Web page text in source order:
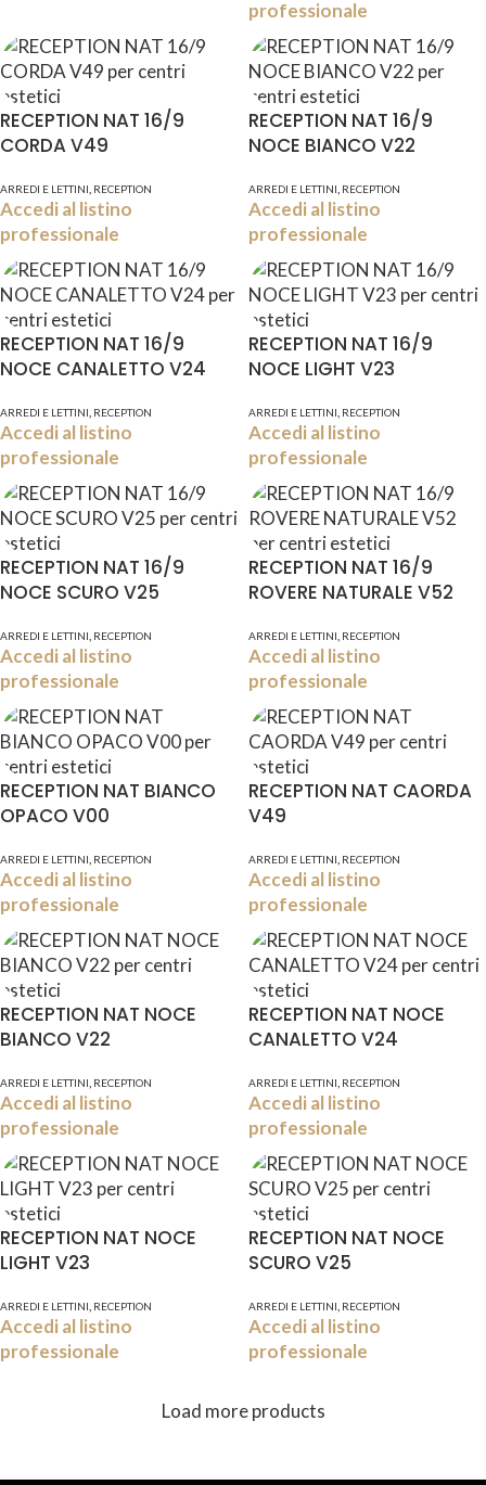
professionale
RECEPTION NAT 16/9
CORDA V49
ARREDI E LETTINI RECEPTION
Accedi al listino
professionale
RECEPTION NAT 16/9
NOCE BIANCO V22
ARREDI E LETTINI RECEPTION
Accedi al listino
professionale
RECEPTION NAT 16/9
NOCE CANALETTO V24
ARREDI E LETTINI RECEPTION
Accedi al listino
professionale
RECEPTION NAT 16/9
NOCE LIGHT V23
ARREDI E LETTINI RECEPTION
Accedi al listino
professionale
RECEPTION NAT 16/9
NOCE SCURO V25
ARREDI E LETTINI RECEPTION
Accedi al listino
professionale
RECEPTION NAT 16/9
ROVERE NATURALE V52
ARREDI E LETTINI RECEPTION
Accedi al listino
professionale
RECEPTION NAT BIANCO
OPACO V00
ARREDI E LETTINI RECEPTION
Accedi al listino
professionale
RECEPTION NAT CAORDA
V49
ARREDI E LETTINI RECEPTION
Accedi al listino
professionale
RECEPTION NAT NOCE
BIANCO V22
ARREDI E LETTINI RECEPTION
Accedi al listino
professionale
RECEPTION NAT NOCE
CANALETTO V24
ARREDI E LETTINI RECEPTION
Accedi al listino
professionale
RECEPTION NAT NOCE
LIGHT V23
ARREDI E LETTINI RECEPTION
Accedi al listino
professionale
RECEPTION NAT NOCE
SCURO V25
ARREDI E LETTINI RECEPTION
Accedi al listino
professionale
Load more products